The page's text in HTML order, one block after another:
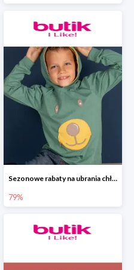
Sezonowe rabaty na ubrania chłopięce w ebutik.pl do -79%
79%